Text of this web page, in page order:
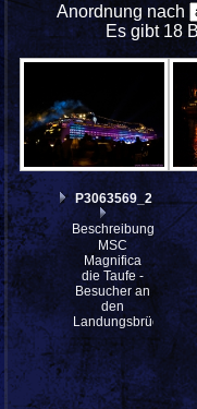
Anordnung nach
Es gibt 18
P3063569_2
Beschreibung:
MSC
Magnifica
die Taufe -
Besucher an
den
Landungsbrücken